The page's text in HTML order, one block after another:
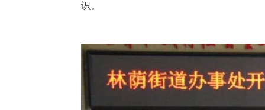
识。